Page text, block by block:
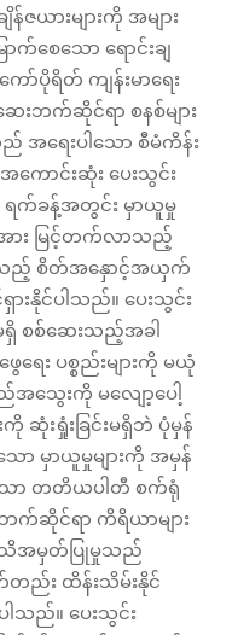
ယားများကို အများ
က်စေသော ရောင်းချ
ာ်ပိုရိတ် ကျန်းမာရေး
းဘက်ဆိုင်ရာ စနစ်များ
ည် အရေးပါသော စီမံကိန်း
ကောင်းဆုံး ပေးသွင်း
ရက်ခန့်အတွင်း မှာယူမှု
အား မြင့်တက်လာသည့်
းသည့် စိတ်အနှောင့်အယှက်
ားနိုင်ပါသည်။ ပေးသွင်း
စစ်ဆေးသည့်အခါ
ေး ပစ္စည်းများကို မယုံ
သွေးကို မလျော့ပေါ့
းရှုံးခြင်းမရှိဘဲ ပုံမှန်
မှာယူမှုများကို အမှန်
ာ တတိယပါတီ စက်ရုံ
ဘက်ဆိုင်ရာ ကိရိယာများ
သိအမှတ်ပြုမှုသည်
ည်း ထိန်းသိမ်းနိုင်
ါသည်။ ပေးသွင်း